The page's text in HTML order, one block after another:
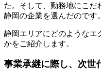
た。そして、勤務地にこだ
静岡の企業を選んだのです。
静岡エリアにどのようなエ
かをご紹介します。
事業承継に際し、次世